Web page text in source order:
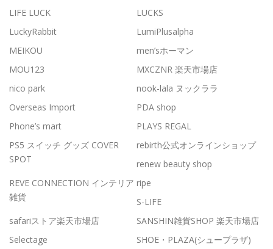
LIFE LUCK
LUCKS
LuckyRabbit
LumiPlusalpha
MEIKOU
men’sホーマン
MOU123
MXCZNR 楽天市場店
nico park
nook-lala ヌックララ
Overseas Import
PDA shop
Phone’s mart
PLAYS REGAL
PS5 スイッチ グッズ COVER
SPOT
rebirth公式オンラインショップ
renew beauty shop
REVE CONNECTION インテリア
雑貨
ripe
S-LIFE
safariストア楽天市場店
SANSHIN雑貨SHOP 楽天市場店
Selectage
SHOE・PLAZA(シュープラザ)